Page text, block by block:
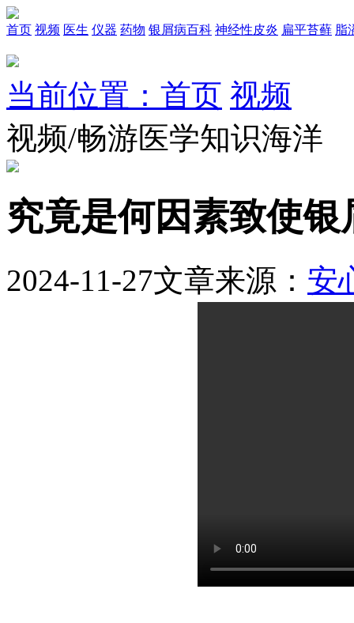
首页 视频 医生 仪器 药物 银屑病百科 神经性皮炎 扁平苔藓 脂
当前位置：首页 视频
视频/畅游医学知识海洋
究竟是何因素致使银
2024-11-27文章来源： 安